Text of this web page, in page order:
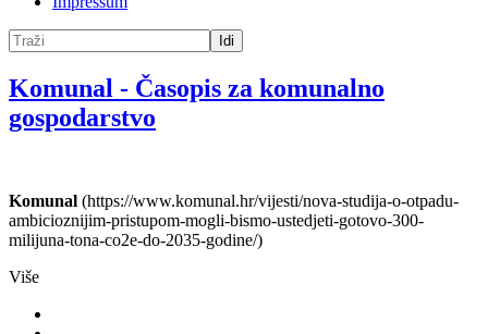
Idi
Komunal - Časopis za komunalno
gospodarstvo
Komunal (https://www.komunal.hr/vijesti/nova-studija-o-otpadu-
ambicioznijim-pristupom-mogli-bismo-ustedjeti-gotovo-300-
milijuna-tona-co2e-do-2035-godine/)
Više